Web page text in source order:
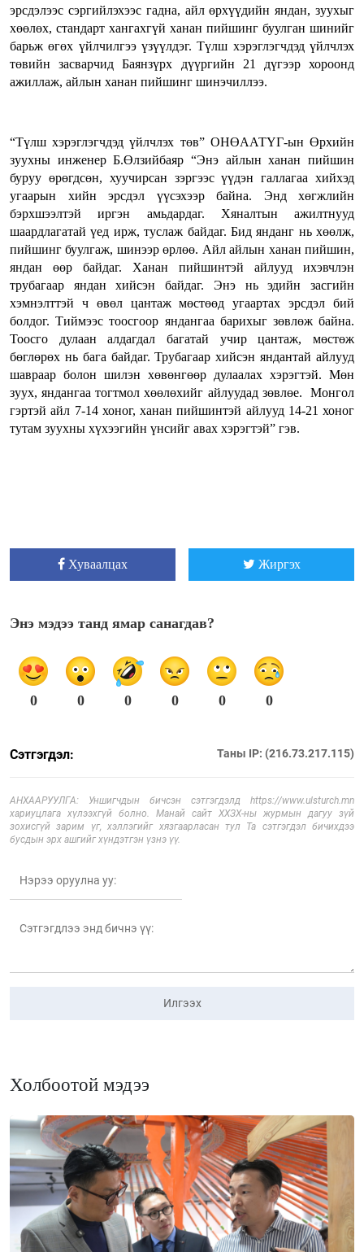
эрсдэлээс сэргийлэхээс гадна, айл өрхүүдийн яндан, зуухыг
хөөлөх, стандарт хангахгүй ханан пийшинг буулган шинийг
барьж өгөх үйлчилгээ үзүүлдэг. Түлш хэрэглэгчдэд үйлчлэх
төвийн засварчид Баянзүрх дүүргийн 21 дүгээр хороонд
ажиллаж, айлын ханан пийшинг шинэчиллээ.
“Түлш хэрэглэгчдэд үйлчлэх төв” ОНӨААТҮГ-ын Өрхийн
зуухны инженер Б.Өлзийбаяр “Энэ айлын ханан пийшин
буруу өрөгдсөн, хуучирсан зэргээс үүдэн галлагаа хийхэд
угаарын хийн эрсдэл үүсэхээр байна. Энд хөгжлийн
бэрхшээлтэй иргэн амьдардаг. Хяналтын ажилтнууд
шаардлагатай үед ирж, туслаж байдаг. Бид янданг нь хөөлж,
пийшинг буулгаж, шинээр өрлөө. Айл айлын ханан пийшин,
яндан өөр байдаг. Ханан пийшинтэй айлууд ихэвчлэн
трубагаар яндан хийсэн байдаг. Энэ нь эдийн засгийн
хэмнэлттэй ч өвөл цантаж мөстөөд угаартах эрсдэл бий
болдог. Тиймээс тоосгоор яндангаа барихыг зөвлөж байна.
Тоосго дулаан алдагдал багатай учир цантаж, мөстөж
бөглөрөх нь бага байдаг. Трубагаар хийсэн яндантай айлууд
шавраар болон шилэн хөвөнгөөр дулаалах хэрэгтэй. Мөн
зуух, яндангаа тогтмол хөөлөхийг айлуудад зөвлөе. Монгол
гэртэй айл 7-14 хоног, ханан пийшинтэй айлууд 14-21 хоног
тутам зуухны хүхээгийн үнсийг авах хэрэгтэй” гэв.
Хуваалцах Жиргэх
Энэ мэдээ танд ямар санагдав?
0 0 0 0 0 0
Сэтгэгдэл: Таны IP: (216.73.217.115)
АНХААРУУЛГА: Уншигчдын бичсэн сэтгэгдэлд https://www.ulsturch.mn
хариуцлага хүлээхгүй болно. Манай сайт ХХЗХ-ны журмын дагуу зүй
зохисгүй зарим үг, хэллэгийг хязгаарласан тул Та сэтгэгдэл бичихдээ
бусдын эрх ашгийг хүндэтгэн үзнэ үү.
Илгээх
Холбоотой мэдээ